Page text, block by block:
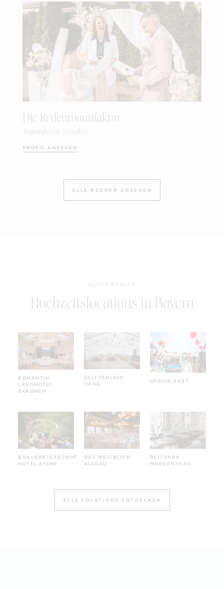
Die Redenmanufaktur
Traurednerin München
PROFIL ANSEHEN
ALLE REDNER ANSEHEN
AUSGEWÄHLTE
Hochzeitslocations in Bayern
ROMANTIK
LANDHOTEL
3KRONEN
ZELTVERLEIH
HAGG
UPSIDE EAST
BRAUEREIGASTHOF
HOTEL AYING
DAS WEITBLICK
ALLGÄU
REITPARK
MERGENTHAU
ALLE LOCATIONS ENTDECKEN